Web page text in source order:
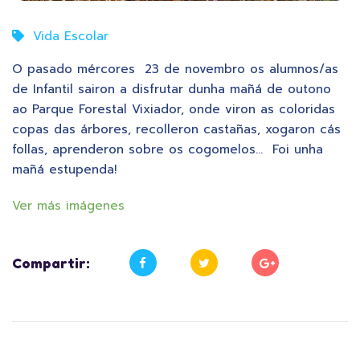
Vida Escolar
O pasado mércores 23 de novembro os alumnos/as
de Infantil sairon a disfrutar dunha mañá de outono
ao Parque Forestal Vixiador, onde viron as coloridas
copas das árbores, recolleron castañas, xogaron cás
follas, aprenderon sobre os cogomelos… Foi unha
mañá estupenda!
Ver más imágenes
Compartir: